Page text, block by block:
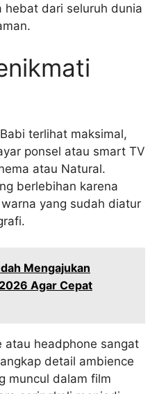
hebat dari seluruh dunia
terlihat maksimal,
ponsel atau smart TV
atau Natural.
berlebihan karena
yang sudah diatur
Mengajukan
Agar Cepat
atau headphone sangat
detail ambience
muncul dalam film